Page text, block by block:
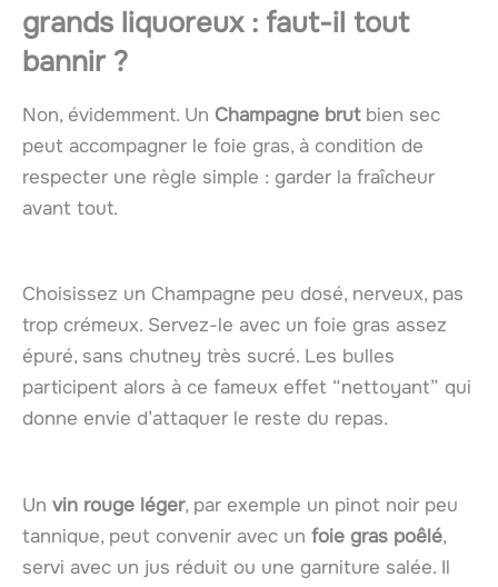
grands liquoreux : faut-il tout
bannir ?
Non, évidemment. Un Champagne brutbien sec
peut accompagner le foie gras, à condition de
respecter une règle simple : garder la fraîcheur
avant tout.
Choisissez un Champagne peu dosé, nerveux, pas
trop crémeux. Servez-le avec un foie gras assez
épuré, sans chutney très sucré. Les bulles
participent alors à ce fameux effet “nettoyant” qui
donne envie d’attaquer le reste du repas.
Un vin rouge léger, par exemple un pinot noir peu
tannique, peut convenir avec un foie gras poêlé,
servi avec un jus réduit ou une garniture salée. Il